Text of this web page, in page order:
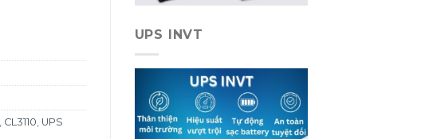
UPS INVT
CL3110 UPS